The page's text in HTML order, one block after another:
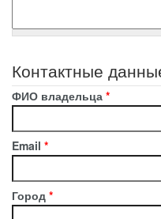
Контактные
ФИО владельца *
Email *
Город *